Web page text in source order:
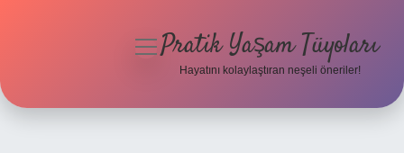
menüyü
Pratik Yaşam Tüyoları
Hayatını kolaylaştıran neşeli öneriler!